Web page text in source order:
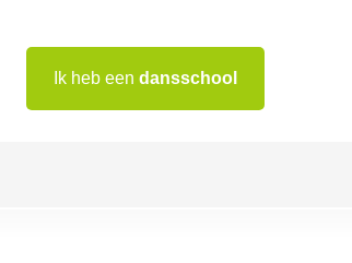
Ik heb een dansschool